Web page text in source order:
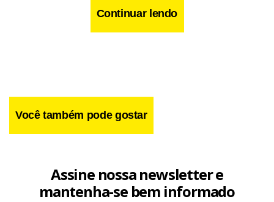
Facebook
WhatsApp
LinkedIn
Twitter
X Telegram
Share
Continuar lendo
Você também pode gostar
Assine nossa newsletter e
mantenha-se bem informado